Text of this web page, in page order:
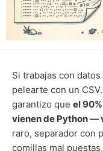
Si trabajas con
pelearte con un
garantizo que el
vienen de Python —
raro, separador con
comillas mal